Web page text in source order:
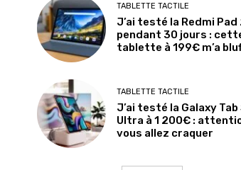
TABLETTE TACTILE
J’ai testé la Redmi Pad
pendant 30 jours :
tablette à 199€ m’a
TABLETTE TACTILE
J’ai testé la Galaxy Tab
Ultra à 1 200€ :
vous allez craquer